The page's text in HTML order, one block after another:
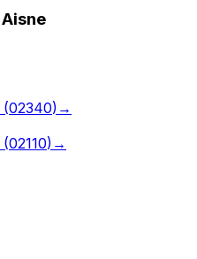
Aisne
(02340) →
(02110) →